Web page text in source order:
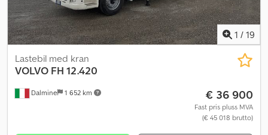
1 / 19
Dalmine 1 652 km
Lastebil med kran
VOLVO FH 12.420
€ 36 900
Fast pris pluss MVA
(€ 45 018 brutto)